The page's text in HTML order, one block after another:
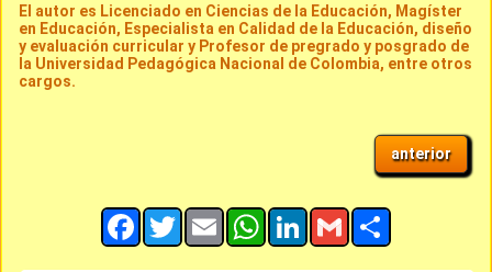
El autor es Licenciado en Ciencias de la Educación, Magíster
en Educación, Especialista en Calidad de la Educación, diseño
y evaluación curricular y Profesor de pregrado y posgrado de
la Universidad Pedagógica Nacional de Colombia, entre otros
cargos.
anterior
Facebook
TwitterEmail WhatsApp
LinkedInGmailShare